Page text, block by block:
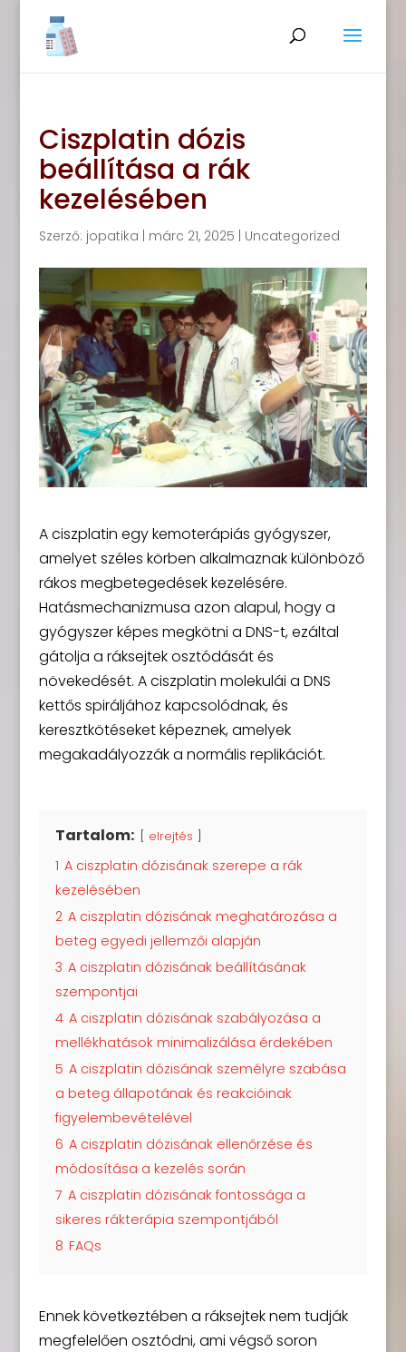
Ciszplatin dózis
beállítása a rák
kezelésében
Szerző: jopatika márc 21, 2025 Uncategorized
A ciszplatin egy kemoterápiás gyógyszer,
amelyet széles körben alkalmaznak különböző
rákos megbetegedések kezelésére.
Hatásmechanizmusa azon alapul, hogy a
gyógyszer képes megkötni a DNS-t, ezáltal
gátolja a ráksejtek osztódását és
növekedését. A ciszplatin molekulái a DNS
kettős spiráljához kapcsolódnak, és
keresztkötéseket képeznek, amelyek
megakadályozzák a normális replikációt.
Tartalom: elrejtés
1 A ciszplatin dózisának szerepe a rák
kezelésében
2 A ciszplatin dózisának meghatározása a
beteg egyedi jellemzői alapján
3 A ciszplatin dózisának beállításának
szempontjai
4 A ciszplatin dózisának szabályozása a
mellékhatások minimalizálása érdekében
5 A ciszplatin dózisának személyre szabása
a beteg állapotának és reakcióinak
figyelembevételével
6 A ciszplatin dózisának ellenőrzése és
módosítása a kezelés során
7 A ciszplatin dózisának fontossága a
sikeres rákterápia szempontjából
8 FAQs
Ennek következtében a ráksejtek nem tudják
megfelelően osztódni, ami végső soron